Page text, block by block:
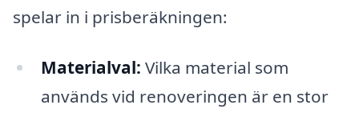
spelar in i prisberäkningen:
Materialval: Vilka material som
används vid renoveringen är en stor